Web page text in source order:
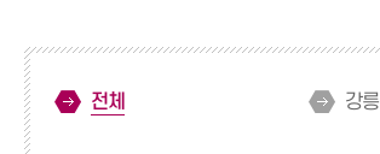
전체 강릉